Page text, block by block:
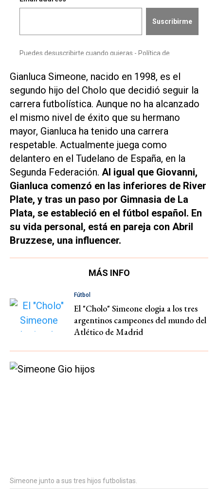
Gianluca Simeone, nacido en 1998, es el
segundo hijo del Cholo que decidió seguir la
carrera futbolística. Aunque no ha alcanzado
el mismo nivel de éxito que su hermano
mayor, Gianluca ha tenido una carrera
respetable. Actualmente juega como
delantero en el Tudelano de España, en la
Segunda Federación. Al igual que Giovanni,
Gianluca comenzó en las inferiores de River
Plate, y tras un paso por Gimnasia de La
Plata, se estableció en el fútbol español. En
su vida personal, está en pareja con Abril
Bruzzese, una influencer.
MÁS INFO
Fútbol
El "Cholo" Simeone elogia a los tres
argentinos campeones del mundo del
Atlético de Madrid
Simeone junto a sus tres hijos futbolistas.